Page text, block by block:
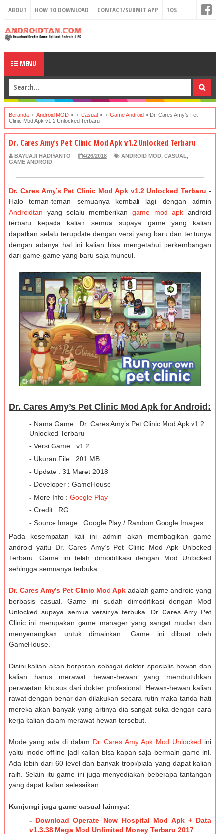
ABOUT HOW TO DOWNLOAD CONTACT/SUBMIT APP TOS
MENU
Beranda › Android MOD » › Casual » › Game Android » Dr. Cares Amy’s Pet
Clinic Mod Apk v1.2 Unlocked Terbaru
Dr. Cares Amy’s Pet Clinic Mod Apk v1.2 Unlocked Terbaru
BAYUAJI HADIYANTO 4/26/2018 ANDROID MOD, CASUAL,
GAME ANDROID
Dr. Cares Amy’s Pet Clinic Mod Apk v1.2 Unlocked Terbaru -
Halo teman-teman semuanya kembali lagi dengan admin
Androidtan yang selalu memberikan game mod apk android
terbaru kepada kalian semua supaya game yang kalian
dapatkan selalu terupdate dengan versi yang baru dan tentunya
dengan adanya hal ini kalian bisa mengetahui perkembangan
dari game-game yang baru saja muncul.
Dr. Cares Amy’s Pet Clinic Mod Apk for Android:
- Nama Game : Dr. Cares Amy’s Pet Clinic Mod Apk v1.2
Unlocked Terbaru
- Versi Game : v1.2
- Ukuran File : 201 MB
- Update : 31 Maret 2018
- Developer : GameHouse
- More Info : Google Play
- Credit : RG
- Source Image : Google Play / Random Google Images
Pada kesempatan kali ini admin akan membagikan game
android yaitu Dr. Cares Amy’s Pet Clinic Mod Apk Unlocked
Terbaru. Game ini telah dimodifikasi dengan Mod Unlocked
sehingga semuanya terbuka.
Dr. Cares Amy’s Pet Clinic Mod Apk adalah game android yang
berbasis casual. Game ini sudah dimodifikasi dengan Mod
Unlocked supaya semua versinya terbuka. Dr Cares Amy Pet
Clinic ini merupakan game manager yang sangat mudah dan
menyenangkan untuk dimainkan. Game ini dibuat oleh
GameHouse.
Disini kalian akan berperan sebagai dokter spesialis hewan dan
kalian harus merawat hewan-hewan yang membutuhkan
perawatan khusus dari dokter profesional. Hewan-hewan kalian
rawat dengan benar dan dilakukan secara rutin maka tanda hati
mereka akan banyak yang artinya dia sangat suka dengan cara
kerja kalian dalam merawat hewan tersebut.
Mode yang ada di dalam Dr Cares Amy Apk Mod Unlocked ini
yaitu mode offline jadi kalian bisa kapan saja bermain game ini.
Ada lebih dari 60 level dan banyak tropi/piala yang dapat kalian
raih. Selain itu game ini juga menyediakan beberapa tantangan
yang dapat kalian selesaikan.
Kunjungi juga game casual lainnya:
- Download Operate Now Hospital Mod Apk + Data
v1.3.38 Mega Mod Unlimited Money Terbaru 2017